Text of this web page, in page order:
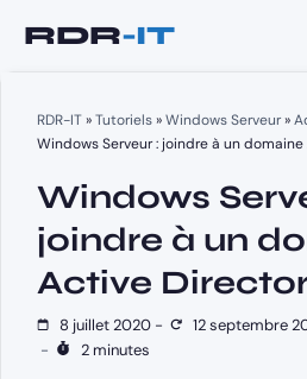
RDR-IT»Tutoriels»Windows Serveur»
Windows Serveur : joindre à un
Windows
joindre à un
Active
8 juillet 2020 - 12 septembre
-
2 minutes